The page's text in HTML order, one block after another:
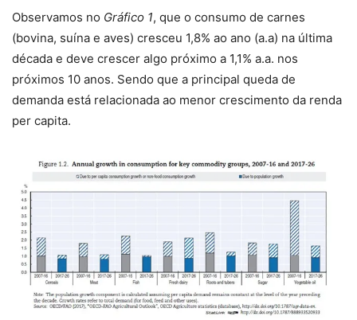
Observamos no Gráfico 1, que o consumo de carnes
(bovina, suína e aves) cresceu 1,8% ao ano (a.a) na última
década e deve crescer algo próximo a 1,1% a.a. nos
próximos 10 anos. Sendo que a principal queda de
demanda está relacionada ao menor crescimento da renda
per capita.